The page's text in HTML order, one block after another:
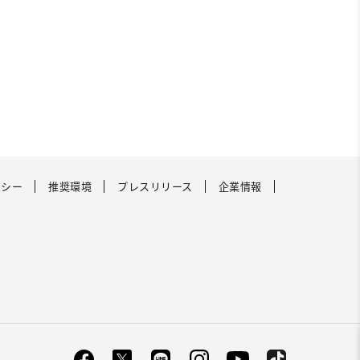
ー 推奨環境 プレスリリース 企業情報